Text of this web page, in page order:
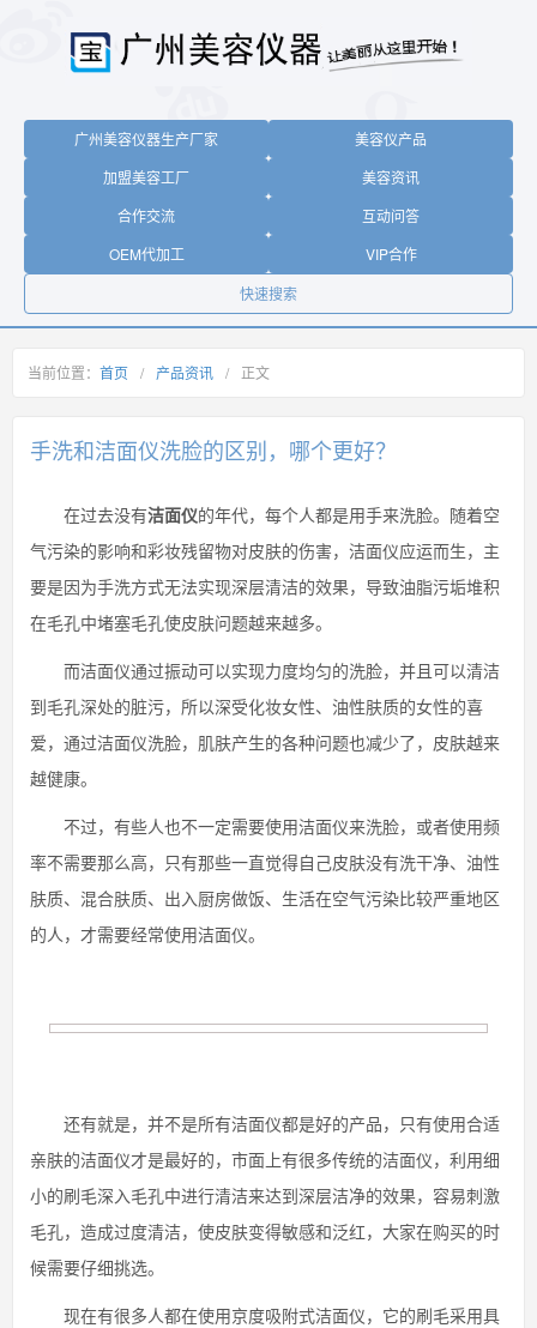
广州美容仪器生产厂家
美容仪产品
加盟美容工厂
美容资讯
合作交流
互动问答
OEM代加工
VIP合作
快速搜索
当前位置： 首页 / 产品资讯 / 正文
手洗和洁面仪洗脸的区别，哪个更好？
在过去没有洁面仪的年代，每个人都是用手来洗脸。随着空
气污染的影响和彩妆残留物对皮肤的伤害，洁面仪应运而生，主
要是因为手洗方式无法实现深层清洁的效果，导致油脂污垢堆积
在毛孔中堵塞毛孔使皮肤问题越来越多。
而洁面仪通过振动可以实现力度均匀的洗脸，并且可以清洁
到毛孔深处的脏污，所以深受化妆女性、油性肤质的女性的喜
爱，通过洁面仪洗脸，肌肤产生的各种问题也减少了，皮肤越来
越健康。
不过，有些人也不一定需要使用洁面仪来洗脸，或者使用频
率不需要那么高，只有那些一直觉得自己皮肤没有洗干净、油性
肤质、混合肤质、出入厨房做饭、生活在空气污染比较严重地区
的人，才需要经常使用洁面仪。
还有就是，并不是所有洁面仪都是好的产品，只有使用合适
亲肤的洁面仪才是最好的，市面上有很多传统的洁面仪，利用细
小的刷毛深入毛孔中进行清洁来达到深层洁净的效果，容易刺激
毛孔，造成过度清洁，使皮肤变得敏感和泛红，大家在购买的时
候需要仔细挑选。
现在有很多人都在使用京度吸附式洁面仪，它的刷毛采用具